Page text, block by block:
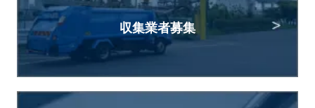
収集業者募集